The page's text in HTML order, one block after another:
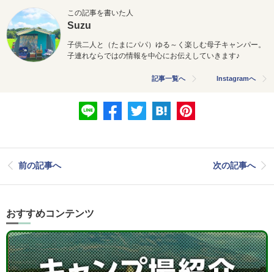
この記事を書いた人
Suzu
子供二人と（たまにパパ）ゆる～く楽しむ母子キャンパー。
子連れならではの情報を中心にお伝えしていきます♪
記事一覧へ Instagramへ
前の記事へ 次の記事へ
おすすめコンテンツ